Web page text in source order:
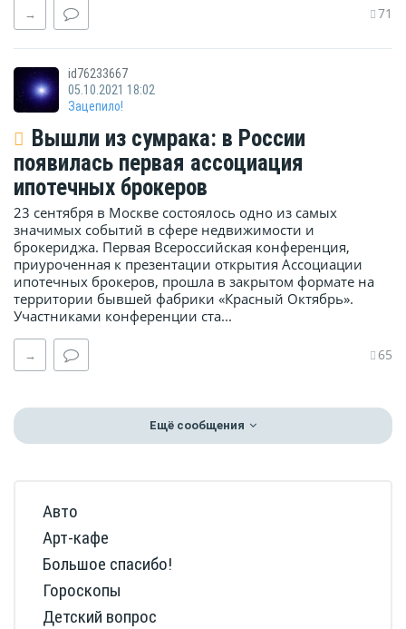
→ 71
id76233667
05.10.2021 18:02
Зацепило!
Вышли из сумрака: в России
появилась первая ассоциация
ипотечных брокеров
23 сентября в Москве состоялось одно из самых
значимых событий в сфере недвижимости и
брокериджа. Первая Всероссийская конференция,
приуроченная к презентации открытия Ассоциации
ипотечных брокеров, прошла в закрытом формате на
территории бывшей фабрики «Красный Октябрь».
Участниками конференции ста...
→ 65
Ещё сообщения
Авто
Арт-кафе
Большое спасибо!
Гороскопы
Детский вопрос